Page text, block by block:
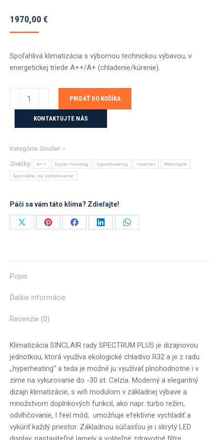
1970,00 €
Spoľahlivá klimatizácia s výbornou technickou výbavou, v
energetickej triede A++/A+ (chladenie/kúrenie).
Spectrum
PLUS
13BIS2/W
3,6
kW
PRIDAŤ DO KOŠÍKA
KONTAKTUJTE NÁS
Kategória: Sinclair
Značky: A++ hyper heating hyperheating Inverter Monosplit
špeciálne na vykurovanie
Páči sa vám táto klíma? Zdieľajte!
Share
Share
Share
Share
Share
Popis
Ďalšie informácie
Recenzie (0)
Klimatizácia SINCLAIR rady SPECTRUM PLUS je dizajnovou
jednotkou, ktorá využíva ekologické chladivo R32 a je z radu
,,hyperheating“ a teda je možné ju využívať plnohodnotne i v
zime na vykurovanie do -30 st. Celzia. Moderný a elegantný
dizajn klimatizácie, s wifi modulom v základnej výbave a
množstvom doplnkových funkcií, ako napr. turbo režim,
odvlhčovanie, I feel mód, umožňuje efektívne vychladiť a
vykúriť každý priestor. Základnou súčasťou je i skrytý LED